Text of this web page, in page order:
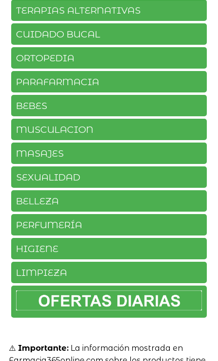
TERAPIAS ALTERNATIVAS
CUIDADO BUCAL
ORTOPEDIA
PARAFARMACIA
BEBES
MUSCULACION
MASAJES
SEXUALIDAD
BELLEZA
PERFUMERÍA
HIGIENE
LIMPIEZA
⚠️ Importante:La información mostrada en